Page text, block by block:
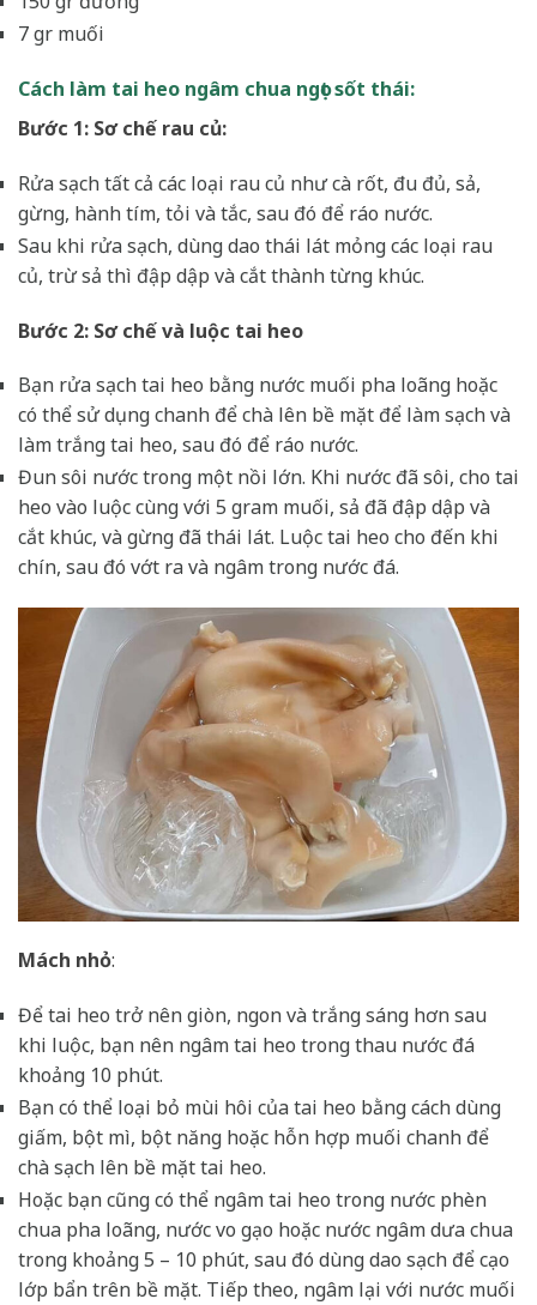
7 gr muối
Cách làm tai heo ngâm chua ngọt sốt thái:
Bước 1: Sơ chế rau củ:
Rửa sạch tất cả các loại rau củ như cà rốt, đu đủ, sả,
gừng, hành tím, tỏi và tắc, sau đó để ráo nước.
Sau khi rửa sạch, dùng dao thái lát mỏng các loại rau
củ, trừ sả thì đập dập và cắt thành từng khúc.
Bước 2: Sơ chế và luộc tai heo
Bạn rửa sạch tai heo bằng nước muối pha loãng hoặc
có thể sử dụng chanh để chà lên bề mặt để làm sạch và
làm trắng tai heo, sau đó để ráo nước.
Đun sôi nước trong một nồi lớn. Khi nước đã sôi, cho tai
heo vào luộc cùng với 5 gram muối, sả đã đập dập và
cắt khúc, và gừng đã thái lát. Luộc tai heo cho đến khi
chín, sau đó vớt ra và ngâm trong nước đá.
Mách nhỏ:
Để tai heo trở nên giòn, ngon và trắng sáng hơn sau
khi luộc, bạn nên ngâm tai heo trong thau nước đá
khoảng 10 phút.
Bạn có thể loại bỏ mùi hôi của tai heo bằng cách dùng
giấm, bột mì, bột năng hoặc hỗn hợp muối chanh để
chà sạch lên bề mặt tai heo.
Hoặc bạn cũng có thể ngâm tai heo trong nước phèn
chua pha loãng, nước vo gạo hoặc nước ngâm dưa chua
trong khoảng 5 – 10 phút, sau đó dùng dao sạch để cạo
lớp bẩn trên bề mặt. Tiếp theo, ngâm lại với nước muối